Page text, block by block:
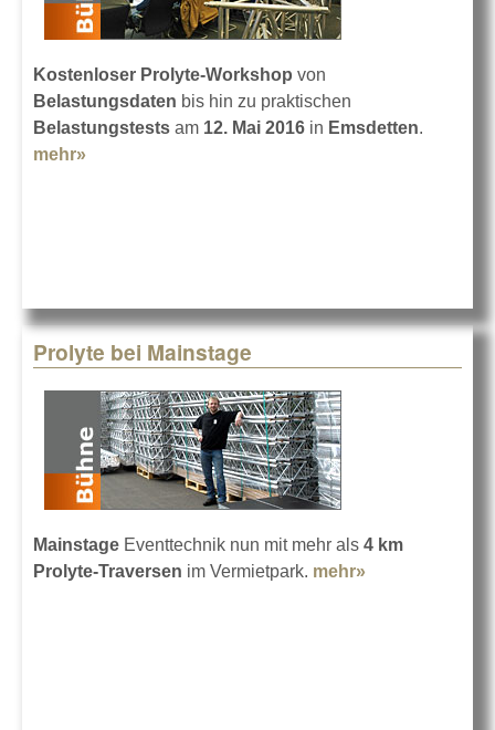
Kostenloser Prolyte-Workshop von
Belastungsdaten bis hin zu praktischen
Belastungstests am 12. Mai 2016 in Emsdetten.
mehr»
Prolyte bei Mainstage
Mainstage Eventtechnik nun mit mehr als 4 km
Prolyte-Traversen im Vermietpark. mehr»